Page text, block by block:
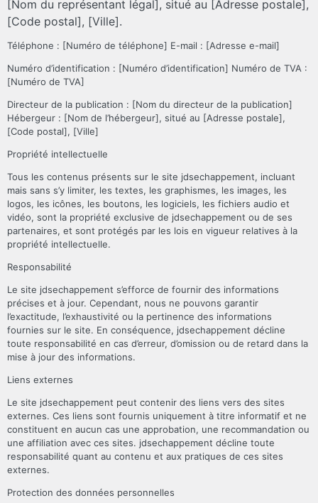
[Nom du représentant légal], situé au [Adresse postale],
[Code postal], [Ville].
Téléphone : [Numéro de téléphone] E-mail : [Adresse e-mail]
Numéro d’identification : [Numéro d’identification] Numéro de TVA :
[Numéro de TVA]
Directeur de la publication : [Nom du directeur de la publication]
Hébergeur : [Nom de l’hébergeur], situé au [Adresse postale],
[Code postal], [Ville]
Propriété intellectuelle
Tous les contenus présents sur le site jdsechappement, incluant
mais sans s’y limiter, les textes, les graphismes, les images, les
logos, les icônes, les boutons, les logiciels, les fichiers audio et
vidéo, sont la propriété exclusive de jdsechappement ou de ses
partenaires, et sont protégés par les lois en vigueur relatives à la
propriété intellectuelle.
Responsabilité
Le site jdsechappement s’efforce de fournir des informations
précises et à jour. Cependant, nous ne pouvons garantir
l’exactitude, l’exhaustivité ou la pertinence des informations
fournies sur le site. En conséquence, jdsechappement décline
toute responsabilité en cas d’erreur, d’omission ou de retard dans la
mise à jour des informations.
Liens externes
Le site jdsechappement peut contenir des liens vers des sites
externes. Ces liens sont fournis uniquement à titre informatif et ne
constituent en aucun cas une approbation, une recommandation ou
une affiliation avec ces sites. jdsechappement décline toute
responsabilité quant au contenu et aux pratiques de ces sites
externes.
Protection des données personnelles